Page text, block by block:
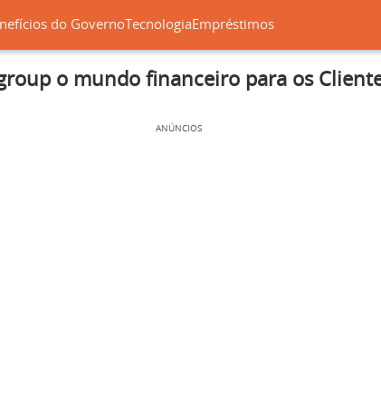
do Governo Tecnologia Empréstimos
o mundo financeiro para os
ANÚNCIOS